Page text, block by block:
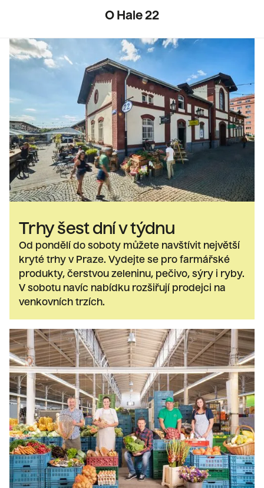
O Hale 22
Trhy šest dní v týdnu
Od pondělí do soboty můžete navštívit největší
kryté trhy v Praze. Vydejte se pro farmářské
produkty, čerstvou zeleninu, pečivo, sýry i ryby.
V sobotu navíc nabídku rozšiřují prodejci na
venkovních trzích.